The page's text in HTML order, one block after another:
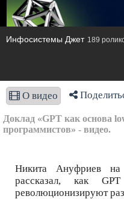
Инфосистемы Джет 189
О видео
Доклад «GPT как основа
программистов» - видео.
Никита Ануфриев
рассказал, как
революционизируют